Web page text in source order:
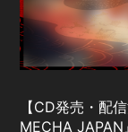
BLOG
【CD発売・配
MECHA JAPAN